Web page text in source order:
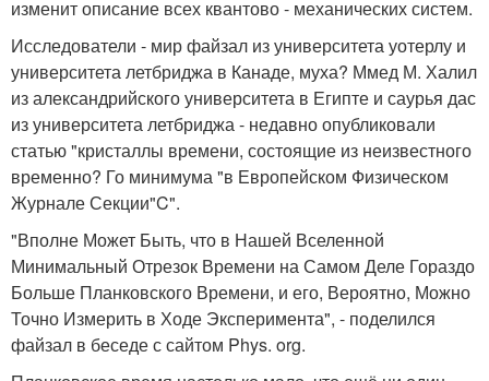
изменит описание всех квантово - механических систем.
Исследователи - мир файзал из университета уотерлу и
университета летбриджа в Канаде, муха? Ммед М. Халил
из александрийского университета в Египте и саурья дас
из университета летбриджа - недавно опубликовали
статью "кристаллы времени, состоящие из неизвестного
временно? Го минимума "в Европейском Физическом
Журнале Секции"C".
"Вполне Может Быть, что в Нашей Вселенной
Минимальный Отрезок Времени на Самом Деле Гораздо
Больше Планковского Времени, и его, Вероятно, Можно
Точно Измерить в Ходе Эксперимента", - поделился
файзал в беседе с сайтом Phys. org.